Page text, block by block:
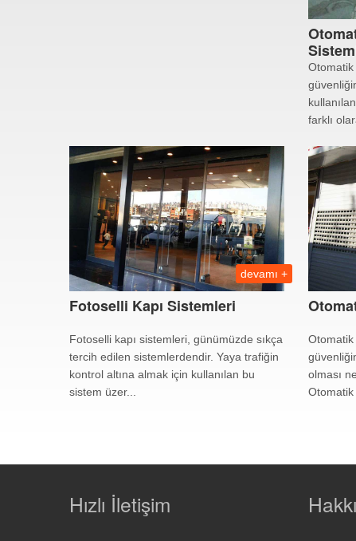
Otomatik
farklı
devamı +
Fotoselli Kapı Sistemleri
Fotoselli kapı sistemleri, günümüzde sıkça
tercih edilen sistemlerdendir. Yaya trafiğin
kontrol altına almak için kullanılan bu
sistem üzer...
olması
Otomatik
Hızlı İletişim